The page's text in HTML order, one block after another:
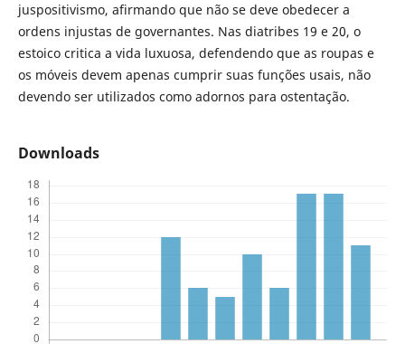
juspositivismo, afirmando que não se deve obedecer a
ordens injustas de governantes. Nas diatribes 19 e 20, o
estoico critica a vida luxuosa, defendendo que as roupas e
os móveis devem apenas cumprir suas funções usais, não
devendo ser utilizados como adornos para ostentação.
Downloads